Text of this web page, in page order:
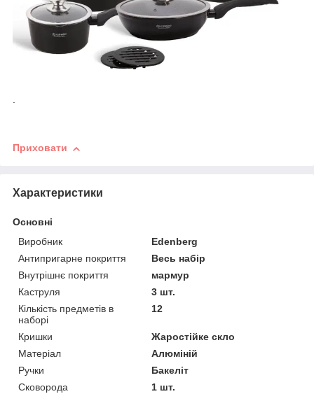
.
Приховати
Характеристики
Основні
Виробник
Edenberg
Антипригарне покриття
Весь набір
Внутрішнє покриття
мармур
Каструля
3 шт.
Кількість предметів в
наборі
12
Кришки
Жаростійке скло
Матеріал
Алюміній
Ручки
Бакеліт
Сковорода
1 шт.